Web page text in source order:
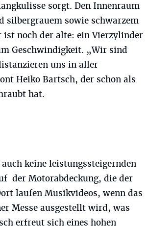
sorgt. Den Innenraum
silbergrauem sowie schwarzem
noch der alte: ein Vierzylinder
Geschwindigkeit. „Wir sind
uns in aller
Heiko Bartsch, der schon als
hat.
keine leistungssteigernden
der Motorabdeckung, die der
laufen Musikvideos, wenn das
Messe ausgestellt wird, was
erfreut sich eines hohen